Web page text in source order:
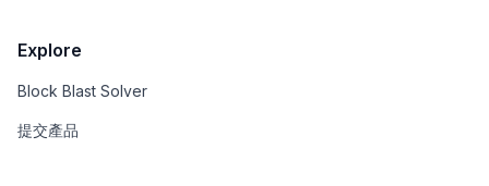
Explore
Block Blast Solver
提交產品